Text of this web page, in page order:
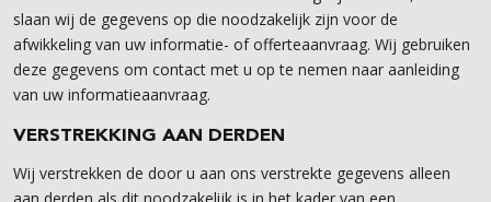
slaan wij de gegevens op die noodzakelijk zijn voor de
afwikkeling van uw informatie- of offerteaanvraag. Wij gebruiken
deze gegevens om contact met u op te nemen naar aanleiding
van uw informatieaanvraag.
VERSTREKKING AAN DERDEN
Wij verstrekken de door u aan ons verstrekte gegevens alleen